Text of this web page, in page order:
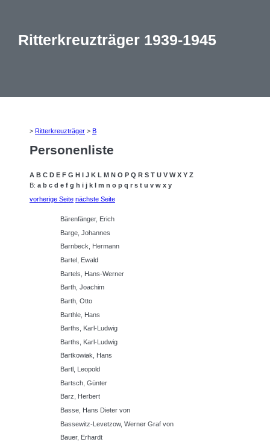
Ritterkreuzträger 1939-1945
> Ritterkreuzträger > B
Personenliste
A B C D E F G H I J K L M N O P Q R S T U V W X Y Z
B: a b c d e f g h i j k l m n o p q r s t u v w x y
vorherige Seite nächste Seite
Bärenfänger, Erich
Barge, Johannes
Barnbeck, Hermann
Bartel, Ewald
Bartels, Hans-Werner
Barth, Joachim
Barth, Otto
Barthle, Hans
Barths, Karl-Ludwig
Barths, Karl-Ludwig
Bartkowiak, Hans
Bartl, Leopold
Bartsch, Günter
Barz, Herbert
Basse, Hans Dieter von
Bassewitz-Levetzow, Werner Graf von
Bauer, Erhardt